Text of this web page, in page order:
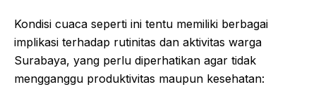
Kondisi cuaca seperti ini tentu memiliki berbagai
implikasi terhadap rutinitas dan aktivitas warga
Surabaya, yang perlu diperhatikan agar tidak
mengganggu produktivitas maupun kesehatan: